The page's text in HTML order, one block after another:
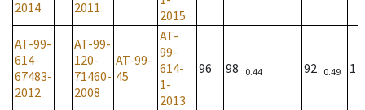
2014
2011
2015
AT-99-
614-
67483-
2012
AT-99-
120-
71460-
2008
AT-99-
45
AT-
99-
614-
1-
2013
96 98 0.44 92 0.49 1